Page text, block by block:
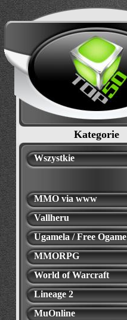
Kategorie
Wszystkie
MMO via www
Vallheru
Ugamela / Free Ogame
MMORPG
World of Warcraft
Lineage 2
MuOnline